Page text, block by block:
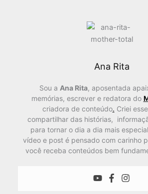
Ana Rita
Sou a Ana Rita, aposentada
memórias, escrever e redatora do
criadora de conteúdo. Criei
compartilhar das histórias,
para tornar o dia a dia mais
vídeo e post é pensado com carinho
você receba conteúdos bem